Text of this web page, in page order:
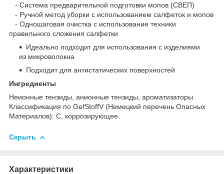
- Система предварительной подготовки мопов (СВЕП)
- Ручной метод уборки с использованием салфеток и мопов
- Одношаговая очистка с использование техники
правильного сложения салфетки
Идеально подходит для использования с изделиями
из микроволокна
Подходит для антистатических поверхностей
Ингредиенты
Неионные тензиды, анионные тензиды, ароматизаторы.
Классификация по GefStoffV (Немецкий перечень Опасных
Материалов): С, коррозирующее.
Скрыть
Характеристики